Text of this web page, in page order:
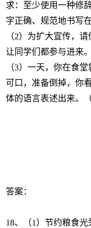
求：至少使用一种修
字正确、规范地书写
（2）为扩大宣传，
让同学们都参与进来。
（3）一天，你在食
可口，准备倒掉，你
体的语言表述出来。（
答案：
18、（1）节约粮食